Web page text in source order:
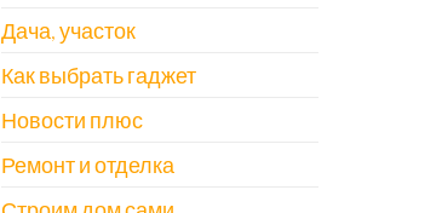
Дача, участок
Как выбрать гаджет
Новости плюс
Ремонт и отделка